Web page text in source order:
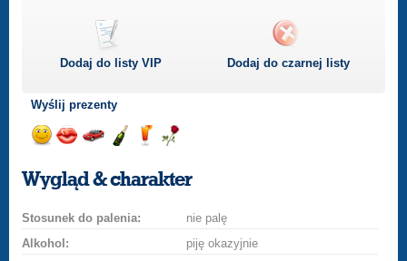
Dodaj do listyVIP Dodaj do czarnej listy
Wyślij prezenty
uśmiech
buziakasamochodem
szampana
drinka
różę
Wygląd & charakter
Stosunek do palenia:
nie palę
Alkohol:
piję okazyjnie